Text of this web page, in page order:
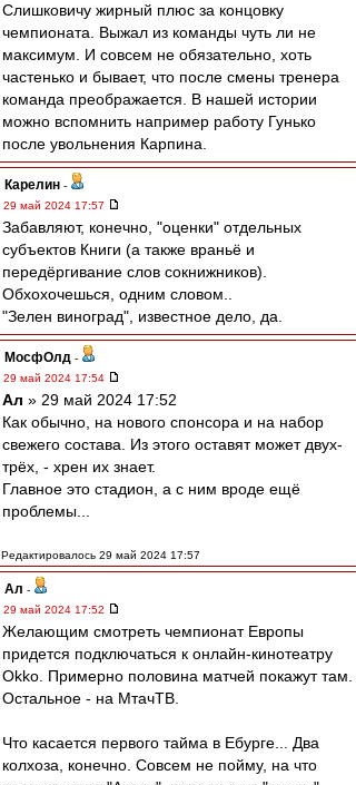
Слишковичу жирный плюс за концовку
чемпионата. Выжал из команды чуть ли не
максимум. И совсем не обязательно, хоть
частенько и бывает, что после смены тренера
команда преображается. В нашей истории
можно вспомнить например работу Гунько
после увольнения Карпина.
Карелин -
29 май 2024 17:57
Забавляют, конечно, "оценки" отдельных
субъектов Книги (а также враньё и
передёргивание слов сокнижников).
Обхохочешься, одним словом..
"Зелен виноград", известное дело, да.
МосфОлд -
29 май 2024 17:54
Ал » 29 май 2024 17:52
Как обычно, на нового спонсора и на набор
свежего состава. Из этого оставят может двух-
трёх, - хрен их знает.
Главное это стадион, а с ним вроде ещё
проблемы...
Редактировалось 29 май 2024 17:57
Ал -
29 май 2024 17:52
Желающим смотреть чемпионат Европы
придется подключаться к онлайн-кинотеатру
Okko. Примерно половина матчей покажут там.
Остальное - на МтачТВ.
Что касается первого тайма в Ебурге... Два
колхоза, конечно. Совсем не пойму, на что